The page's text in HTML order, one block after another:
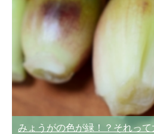
みょうがの色が緑！？それっ